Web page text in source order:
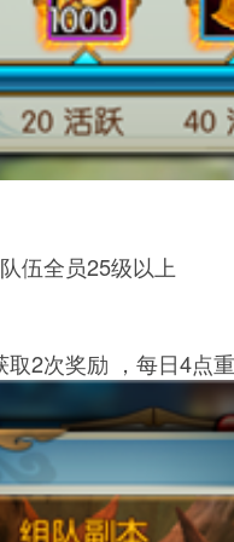
伍全员25级以上
2次奖励 ，每日4点